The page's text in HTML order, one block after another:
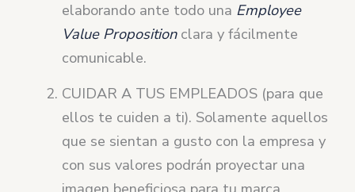
elaborando ante todo una Employee
Value Propositionclara y fácilmente
comunicable.
CUIDAR A TUS EMPLEADOS (para que
ellos te cuiden a ti). Solamente aquellos
que se sientan a gusto con la empresa y
con sus valores podrán proyectar una